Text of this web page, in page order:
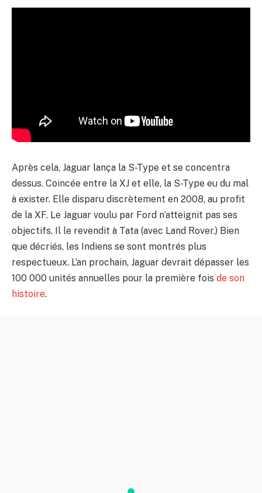
Après cela, Jaguar lança la S-Type et se concentra
dessus. Coincée entre la XJ et elle, la S-Type eu du mal
à exister. Elle disparu discrètement en 2008, au profit
de la XF. Le Jaguar voulu par Ford n’atteignit pas ses
objectifs. Il le revendit à Tata (avec Land Rover.) Bien
que décriés, les Indiens se sont montrés plus
respectueux. L’an prochain, Jaguar devrait dépasser les
100 000 unités annuelles pour la première fois de son
histoire.